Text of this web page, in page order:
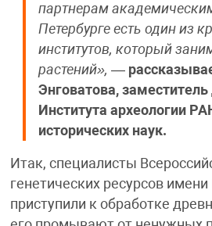
партнерам
Петербурге есть один из
институтов, который
растений», —
Энговатова, заместитель
Института археологии
исторических наук.
Итак, специалисты
генетических ресурсов
приступили к обработке